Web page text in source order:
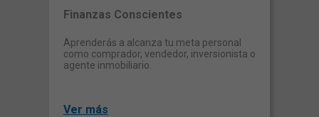
Finanzas Conscientes
Aprenderás a alcanza tu meta personal
como comprador, vendedor, inversionista o
agente inmobiliario.
Ver más